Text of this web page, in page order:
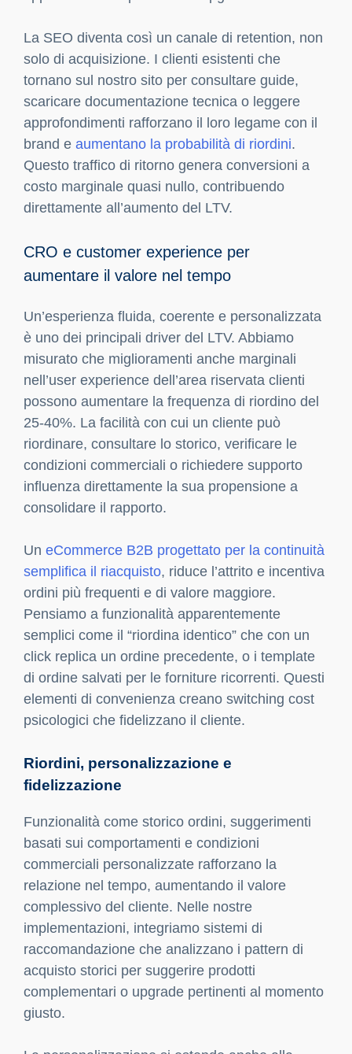
La SEO diventa così un canale di retention, non
solo di acquisizione. I clienti esistenti che
tornano sul nostro sito per consultare guide,
scaricare documentazione tecnica o leggere
approfondimenti rafforzano il loro legame con il
brand e aumentano la probabilità di riordini.
Questo traffico di ritorno genera conversioni a
costo marginale quasi nullo, contribuendo
direttamente all’aumento del LTV.
CRO e customer experience per
aumentare il valore nel tempo
Un’esperienza fluida, coerente e personalizzata
è uno dei principali driver del LTV. Abbiamo
misurato che miglioramenti anche marginali
nell’user experience dell’area riservata clienti
possono aumentare la frequenza di riordino del
25-40%. La facilità con cui un cliente può
riordinare, consultare lo storico, verificare le
condizioni commerciali o richiedere supporto
influenza direttamente la sua propensione a
consolidare il rapporto.
Un eCommerce B2B progettato per la continuità
semplifica il riacquisto, riduce l’attrito e incentiva
ordini più frequenti e di valore maggiore.
Pensiamo a funzionalità apparentemente
semplici come il “riordina identico” che con un
click replica un ordine precedente, o i template
di ordine salvati per le forniture ricorrenti. Questi
elementi di convenienza creano switching cost
psicologici che fidelizzano il cliente.
Riordini, personalizzazione e
fidelizzazione
Funzionalità come storico ordini, suggerimenti
basati sui comportamenti e condizioni
commerciali personalizzate rafforzano la
relazione nel tempo, aumentando il valore
complessivo del cliente. Nelle nostre
implementazioni, integriamo sistemi di
raccomandazione che analizzano i pattern di
acquisto storici per suggerire prodotti
complementari o upgrade pertinenti al momento
giusto.